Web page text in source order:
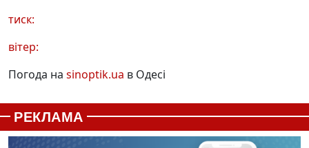
тиск:
вітер:
Погода на sinoptik.ua в Одесі
РЕКЛАМА